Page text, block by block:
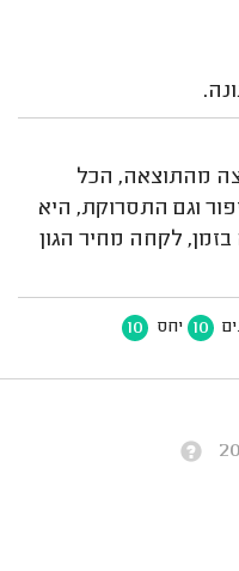
מהתוצאה, הכל
וגם התסרוקת, היא
לקחה מחיר הגון
10 יחס 10